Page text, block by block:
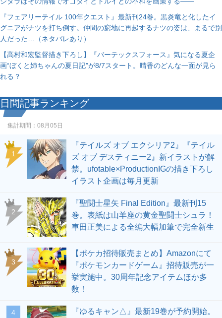
『フェアリーテイル 100年クエスト』最新刊24巻。黒炎竜と化したイ
グニアがナツを打ち倒す。仲間の窮地に再起するナツの姿は、まるで別
人だった…（ネタバレあり）
【高村和宏監督描き下ろし】『バーテックスフォース』気になる夏企
画“ぼくと姉ちゃんの夏日記”が8/7スタート。晴香のどんな一面が見ら
れる？
日間記事ランキング
集計期間： 08月05日
1
『テイルズ オブ エクシリア2』『テイル
ズ オブ デスティニー2』新イラストが解
禁。ufotable×ProductionIGの描き下ろし
イラスト企画は毎月更新
2
『聖闘士星矢 Final Edition』最新刊15
巻。表紙は山羊座の黄金聖闘士シュラ！
車田正美による全編大幅加筆で完全新生
3
【ポケカ招待販売まとめ】Amazonにて
『ポケモンカードゲーム』招待販売が一
挙実施中。30周年記念アイテムほか多
数！
4
『ゆるキャン△』最新19巻が予約開始。